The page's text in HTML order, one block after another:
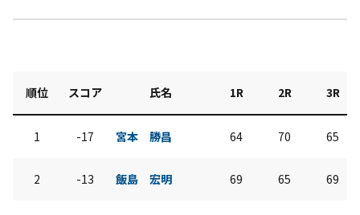
順位 スコア 氏名 1R 2R 3R
1 -17 宮本 勝昌 64 70 65
2 -13 飯島 宏明 69 65 69